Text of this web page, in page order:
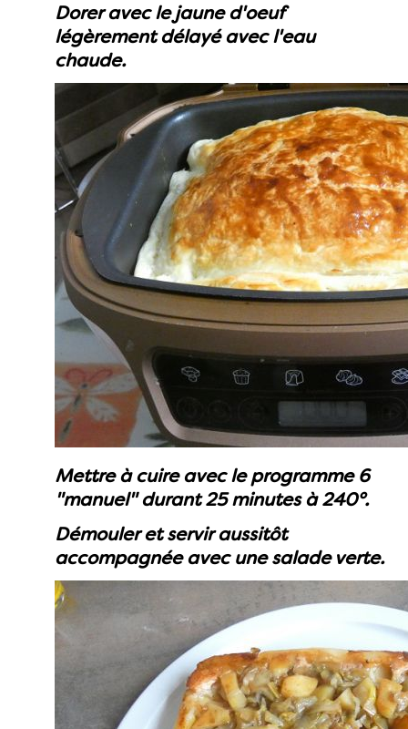
Dorer avec le jaune d'oeuf
légèrement délayé avec l'eau
chaude.
Mettre à cuire avec le programme 6
"manuel" durant 25 minutes à 240°.
Démouler et servir aussitôt
accompagnée avec une salade verte.